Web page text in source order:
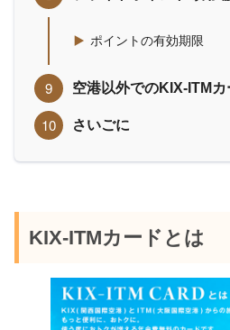
ポイントの有効期限
空港以外でのKIX-ITM
さいごに
KIX-ITMカードとは